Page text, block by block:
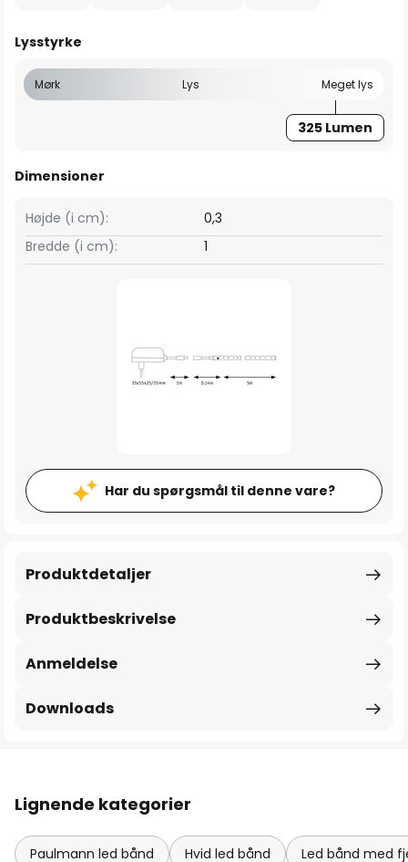
Lysstyrke
Mørk Lys Meget lys
325 Lumen
Dimensioner
Bredde (i cm): 1
Højde (i cm): 0,3
Har du spørgsmål til denne vare?
Produktbeskrivelse
Produktdetaljer
Anmeldelse
Downloads
Lignende kategorier
Paulmann led bånd Hvid led bånd Led bånd med